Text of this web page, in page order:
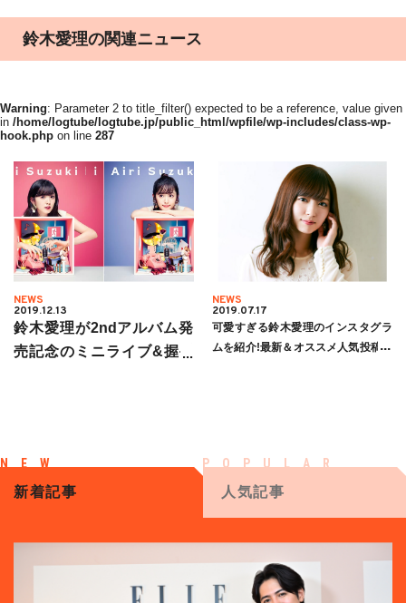
鈴木愛理の関連ニュース
Warning: Parameter 2 to title_filter() expected to be a reference, value given
in /home/logtube/logtube.jp/public_html/wpfile/wp-includes/class-wp-
hook.php on line 287
NEWS
2019.12.13
鈴木愛理が2ndアルバム発
売記念のミニライブ&握手
NEWS
2019.07.17
可愛すぎる鈴木愛理のインスタグラ
ムを紹介!最新＆オススメ人気投稿集
新着記事 人気記事